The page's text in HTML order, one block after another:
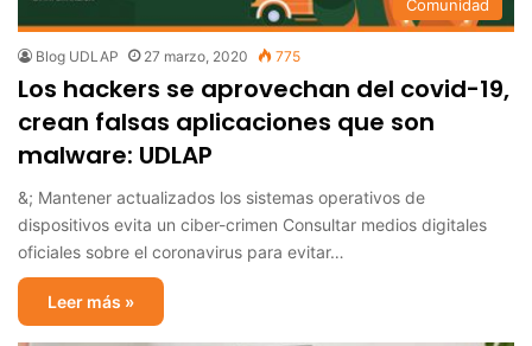
Comunidad
Blog UDLAP 27 marzo, 2020 775
Los hackers se aprovechan del covid-19,
crean falsas aplicaciones que son
malware: UDLAP
&; Mantener actualizados los sistemas operativos de
dispositivos evita un ciber-crimen Consultar medios digitales
oficiales sobre el coronavirus para evitar…
Leer más »